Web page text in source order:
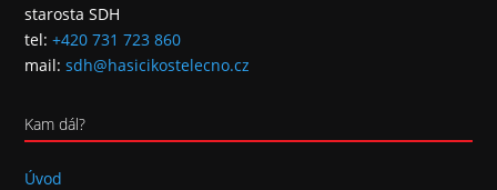
starosta SDH
tel:+420 731 723 860
mail:sdh@hasicikostelecno.cz
Kam dál?
Úvod